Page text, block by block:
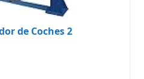
de Coches 2